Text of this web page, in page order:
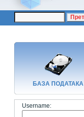
БАЗA ПОДАТАКА
Username: